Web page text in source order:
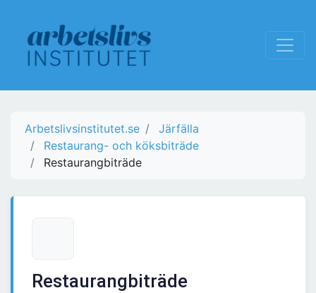
Arbetslivsinstitutet.se
Järfälla
Restaurang- och köksbiträde
Restaurangbiträde
Restaurangbiträde